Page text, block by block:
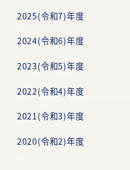
2025(令和7)年度
2024(令和6)年度
2023(令和5)年度
2022(令和4)年度
2021(令和3)年度
2020(令和2)年度